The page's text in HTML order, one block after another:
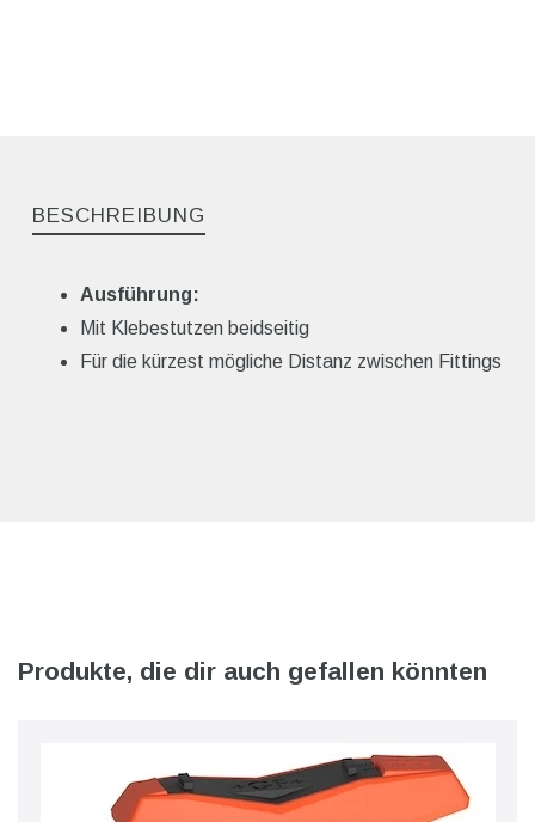
BESCHREIBUNG
Ausführung:
Mit Klebestutzen beidseitig
Für die kürzest mögliche Distanz zwischen Fittings
Produkte, die dir auch gefallen könnten